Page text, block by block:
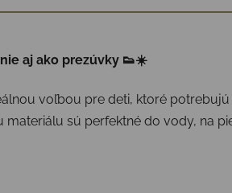
aj ako prezúvky 👟☀️
voľbou pre deti, ktoré
sú perfektné do vody, na